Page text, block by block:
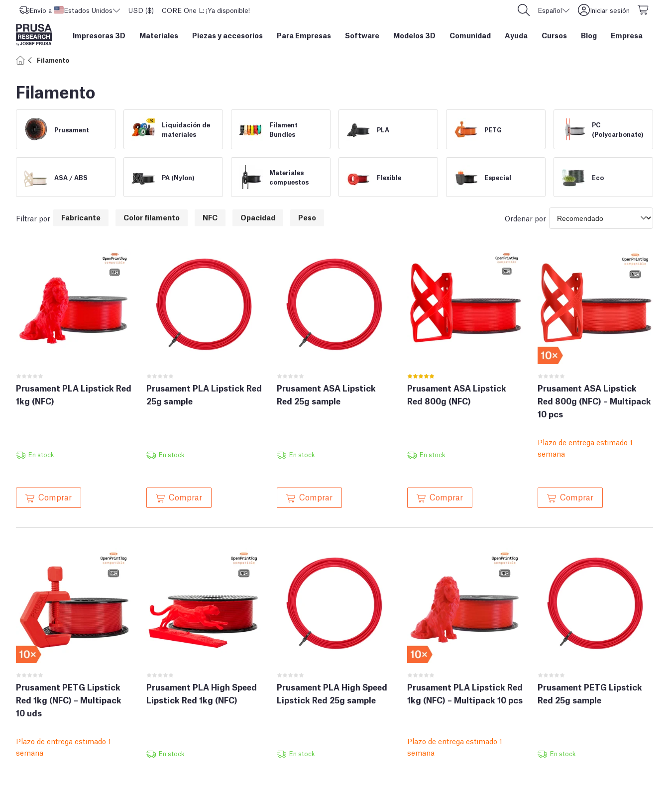
Envío a Estados Unidos USD ($) CORE One L: ¡Ya disponible! Español Iniciar sesión
Impresoras 3D Materiales Piezas y accesorios Para Empresas Software Modelos 3D Comunidad Ayuda Cursos Blog Empresa
Filamento
Filamento
Prusament
Liquidación de
materiales
Filament
Bundles
PLA PETG
PC
(Polycarbonate)
ASA /ABS PA (Nylon)
Materiales
compuestos
Flexible Especial Eco
Filtrar por Fabricante Color filamento NFC Opacidad Peso Ordenar por
Prusament PLA Lipstick Red
1kg (NFC)
En stock
Comprar
Prusament PLA Lipstick Red
25g sample
En stock
Comprar
Prusament ASA Lipstick
Red 25g sample
En stock
Comprar
Prusament ASA Lipstick
Red 800g (NFC)
En stock
Comprar
Prusament ASA Lipstick
Red 800g (NFC) – Multipack
10 pcs
Plazo de entrega estimado 1
semana
Comprar
Prusament PETG Lipstick
Red 1kg (NFC) – Multipack
10 uds
Plazo de entrega estimado 1
semana
Prusament PLA High Speed
Lipstick Red 1kg (NFC)
En stock
Prusament PLA High Speed
Lipstick Red 25g sample
En stock
Prusament PLA Lipstick Red
1kg (NFC) – Multipack 10 pcs
Plazo de entrega estimado 1
semana
Prusament PETG Lipstick
Red 25g sample
En stock